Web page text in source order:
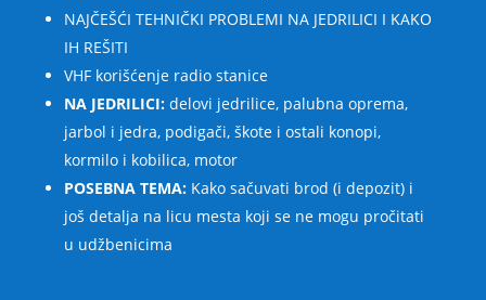
NAJČEŠĆI TEHNIČKI PROBLEMI NA JEDRILICI I KAKO
IH REŠITI
VHF korišćenje radio stanice
NA JEDRILICI: delovi jedrilice, palubna oprema,
jarbol i jedra, podigači, škote i ostali konopi,
kormilo i kobilica, motor
POSEBNA TEMA: Kako sačuvati brod (i depozit) i
još detalja na licu mesta koji se ne mogu pročitati
u udžbenicima